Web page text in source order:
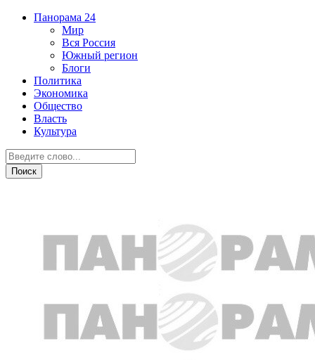
Панорама 24
Мир
Вся Россия
Южный регион
Блоги
Политика
Экономика
Общество
Власть
Культура